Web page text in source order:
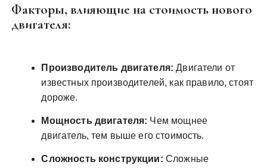
Факторы, влияющие на стоимость нового
двигателя:
Производитель двигателя: Двигатели от
известных производителей, как правило, стоят
дороже.
Мощность двигателя: Чем мощнее
двигатель, тем выше его стоимость.
Сложность конструкции: Сложные